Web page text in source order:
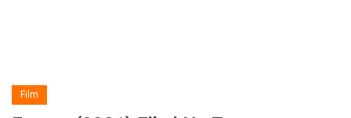
Film